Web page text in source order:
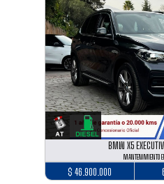
BMW X5
MANTENIMIENTO
$ 46.900.000